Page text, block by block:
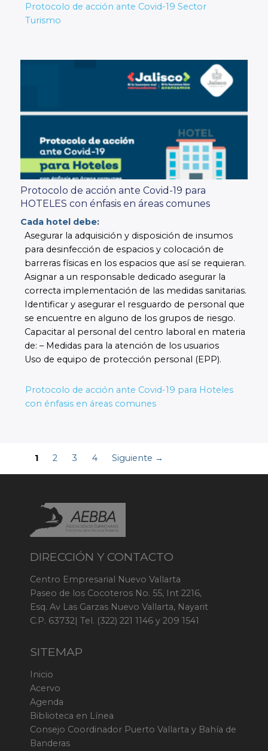
Protocolo de acción ante Covid-19 Sector
Turismo
Protocolo de acción ante Covid-19 para
HOTELES con énfasis en áreas comunes
Cada hotel debe:
Asegurar la adquisición y disposición de insumos
para desinfección de espacios y colocación de
barreras físicas en los espacios que así se requieran.
Asignar a un responsable dedicado asegurar la
correcta implementación de las medidas sanitarias.
Identificar y asegurar el resguardo de personal que
se encuentre en alguno de los grupos de riesgo.
Capacitar al personal del centro laboral en materia
de: – Medidas para la atención de los usuarios
Uso de equipo de protección personal (EPP).
Protocolo de acción ante Covid-19 para Hoteles
con énfasis en áreas comunes
1 2 3 4 Siguiente →
DIRECCIÓN Y CONTACTO
Centro Empresarial Nuevo Vallarta
Paseo de los Cocoteros No. 55, Int 2216,
Esq. Av Las Garzas Nuevo Vallarta, Nayarit
C.P. 63732| Tel. (322) 221 1146 y 209 1541
SITEMAP
Inicio
Acervo
Agenda
Biblioteca en Línea
Consejo Coordinador Puerto Vallarta y Bahía de
Banderas